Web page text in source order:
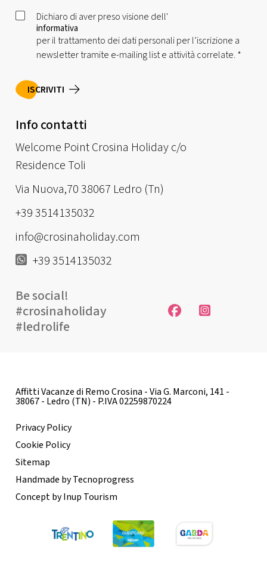
Dichiaro di aver preso visione dell'
informativa
per il trattamento dei dati personali per l’iscrizione a
newsletter tramite e-mailing list e attività correlate. *
ISCRIVITI
Info contatti
Welcome Point Crosina Holiday c/o
Residence Toli
Via Nuova,70 38067 Ledro (Tn)
+39 3514135032
info@crosinaholiday.com
+39 3514135032
Be social!
#crosinaholiday
#ledrolife
Affitti Vacanze di Remo Crosina - Via G. Marconi, 141 -
38067 - Ledro (TN) - P.IVA 02259870224
Privacy Policy
Cookie Policy
Sitemap
Handmade by Tecnoprogress
Concept by Inup Tourism